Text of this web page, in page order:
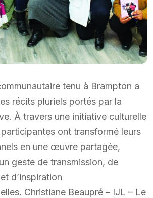
tenu à Brampton a
récits pluriels portés par la
À travers une initiative culturelle
ont transformé leurs
en une œuvre partagée,
geste de transmission, de
d’inspiration
Christiane Beaupré – IJL – Le